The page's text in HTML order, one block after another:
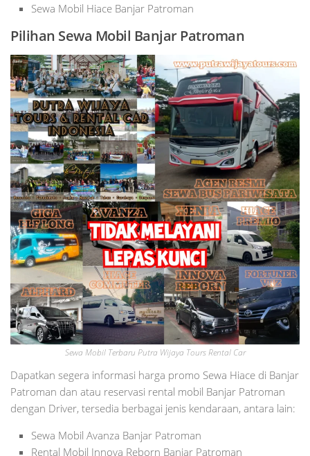
Sewa Mobil Hiace Banjar Patroman
Pilihan Sewa Mobil Banjar Patroman
Sewa Mobil Terbaru Putra Wijaya Tours Rental Car
Dapatkan segera informasi harga promo Sewa Hiace di Banjar
Patroman dan atau reservasi rental mobil Banjar Patroman
dengan Driver, tersedia berbagai jenis kendaraan, antara lain:
Sewa Mobil Avanza Banjar Patroman
Rental Mobil Innova Reborn Banjar Patroman